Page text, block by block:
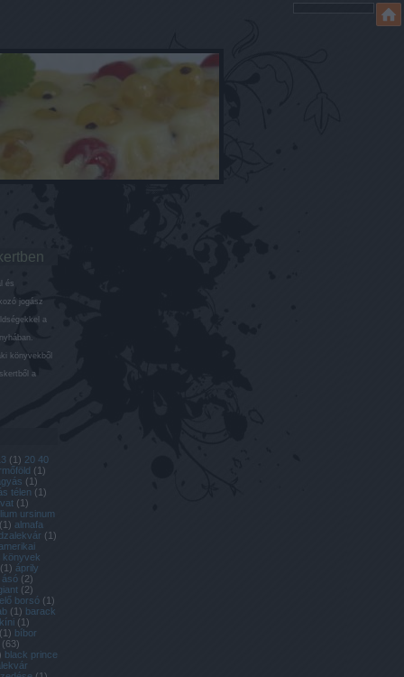
és
jogász
a
könyvekből
a
(1) 20 40
(1)
(1)
télen (1)
(1)
ursinum
(1) almafa
(1)
amerikai
könyvek
(1) áprily
ásó (2)
(2)
borsó (1)
(1) barack
(1)
(1) bíbor
(63)
black prince